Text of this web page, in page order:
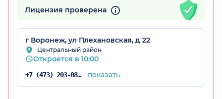
Лицензия проверена
г Воронеж, ул Плехановская, д 22
Центральный район
Откроется в 10:00
+7 (473) 203-08-39 показать